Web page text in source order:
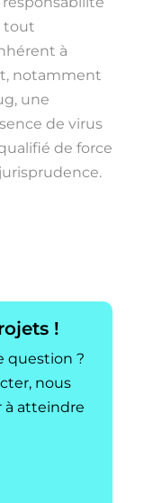
tout
à
notamment
une
de virus
de force
!
question ?
nous
à atteindre